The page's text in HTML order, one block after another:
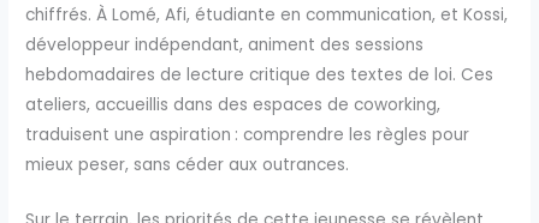
chiffrés. À Lomé, Afi, étudiante en communication, et Kossi,
développeur indépendant, animent des sessions
hebdomadaires de lecture critique des textes de loi. Ces
ateliers, accueillis dans des espaces de coworking,
traduisent une aspiration : comprendre les règles pour
mieux peser, sans céder aux outrances.